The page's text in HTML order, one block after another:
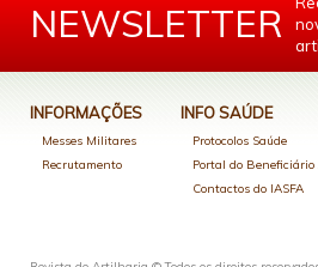
NEWSLETTER
INFORMAÇÕES
Messes Militares
Recrutamento
INFO SAÚDE
Protocolos Saúde
Portal do Beneficiário
Contactos do IASFA